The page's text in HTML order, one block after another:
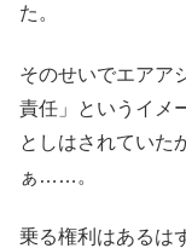
た。
そのせいでエアア
責任」というイメ
としはされていた
ぁ……。
乗る権利はあるは